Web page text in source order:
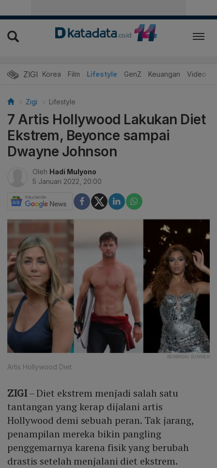
ZIGI
Hits Korea Film Lifestyle GenZ Keuangan Video
Zigi Lifestyle
7 Artis Hollywood Lakukan Diet
Ekstrem, Beyonce sampai
Dwayne Johnson
Oleh Hadi Mulyono
5 Januari 2022, 20:00
BERBAGAI SUMBER
Artis Hollywood Diet
ZIGI– Diet ekstrem menjadi salah satu
tantangan yang kerap dijalani artis
Hollywood demi sebuah peran. Tak jarang,
penampilan mereka bikin pangling
penggemarnya karena fisik yang berubah
drastis setelah menjalani diet ekstrem.